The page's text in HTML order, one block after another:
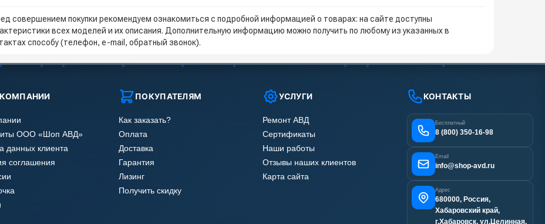
совершением покупки рекомендуем ознакомиться с подробной информацией о товарах: на сайте доступны
всех моделей и их описания. Дополнительную информацию можно получить по любому из указанных в
способу (телефон, e-mail, обратный звонок).
ООО «Шоп АВД»
данных клиента
соглашения
ПОКУПАТЕЛЯМ
Как заказать?
Оплата
Доставка
Гарантия
Лизинг
Получить скидку
УСЛУГИ
Ремонт АВД
Сертификаты
Наши работы
Отзывы наших клиентов
Карта сайта
КОНТАКТЫ
Бесплатный
8 (800) 350-16-98
Email
info@shop-avd.ru
Адрес
680000, Россия,
Хабаровский край,
г.Хабаровск, ул.Целинная,